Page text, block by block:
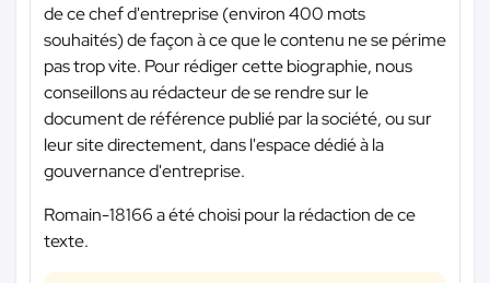
de ce chef d'entreprise (environ 400 mots
souhaités) de façon à ce que le contenu ne se périme
pas trop vite. Pour rédiger cette biographie, nous
conseillons au rédacteur de se rendre sur le
document de référence publié par la société, ou sur
leur site directement, dans l'espace dédié à la
gouvernance d'entreprise.
Romain-18166 a été choisi pour la rédaction de ce
texte.